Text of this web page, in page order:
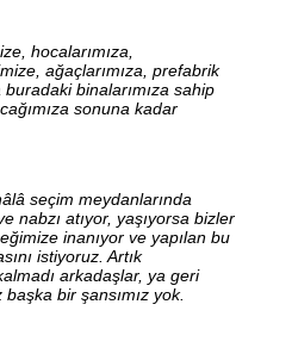
hocalarımıza,
ağaçlarımıza, prefabrik
binalarımıza sahip
sonuna kadar
seçim meydanlarında
nabzı atıyor, yaşıyorsa bizler
inanıyor ve yapılan bu
istiyoruz. Artık
arkadaşlar, ya geri
bir şansımız yok.